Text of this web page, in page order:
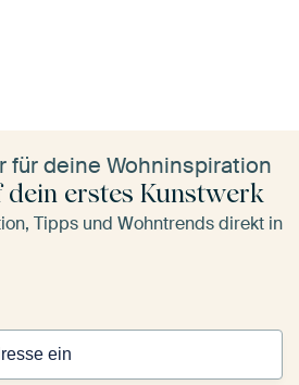
für deine Wohninspiration
dein erstes Kunstwerk
Tipps und Wohntrends direkt in